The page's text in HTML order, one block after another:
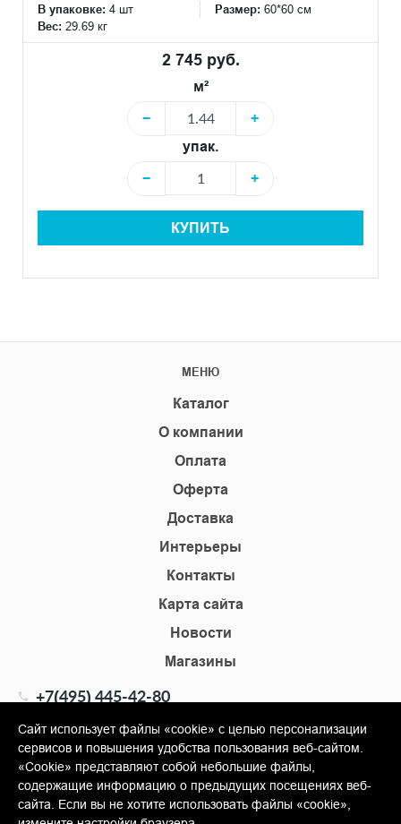
В упаковке: 4 шт Размер: 60*60 см
Вес: 29.69 кг
2 745 руб.
м²
−
+
упак.
−
+
КУПИТЬ
МЕНЮ
Каталог
О компании
Оплата
Оферта
Доставка
Интерьеры
Контакты
Карта сайта
Новости
Магазины
+7(495) 445-42-80
info@shopkm.ru
© Copyright 2013-2026 KERAMA MARAZZI, ООО «Гамма
Керамика»
Сайт использует файлы «cookie» с целью персонализации
сервисов и повышения удобства пользования веб-сайтом.
«Cookie» представляют собой небольшие файлы,
содержащие информацию о предыдущих посещениях веб-
сайта. Если вы не хотите использовать файлы «cookie»,